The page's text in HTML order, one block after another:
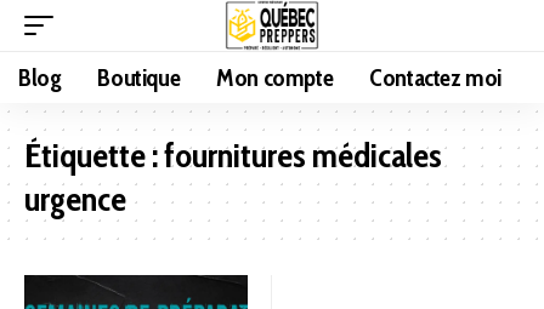
Blog Boutique Mon compte Contactez moi
Étiquette :fournitures médicales
urgence